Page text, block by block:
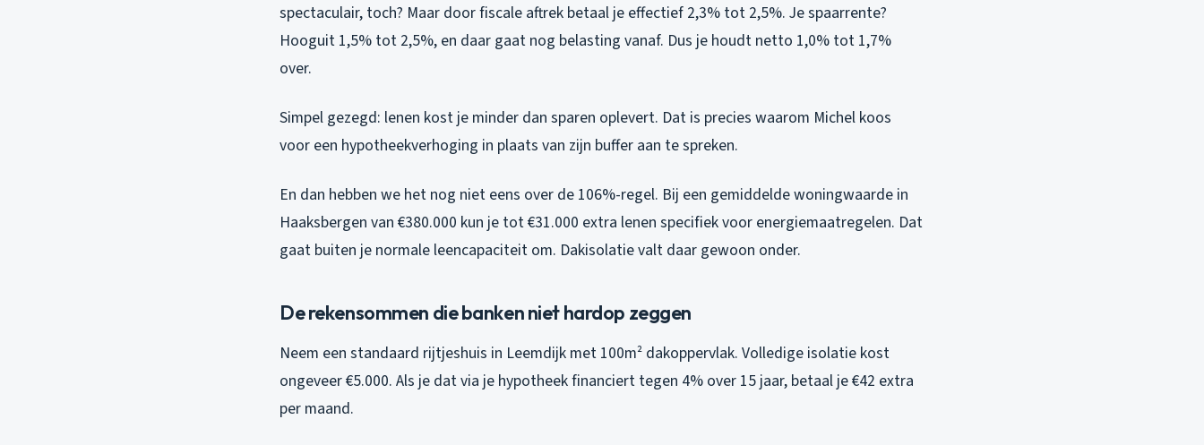
spectaculair, toch? Maar door fiscale aftrek betaal je effectief 2,3% tot 2,5%. Je spaarrente?
Hooguit 1,5% tot 2,5%, en daar gaat nog belasting vanaf. Dus je houdt netto 1,0% tot 1,7%
over.
Simpel gezegd: lenen kost je minder dan sparen oplevert. Dat is precies waarom Michel koos
voor een hypotheekverhoging in plaats van zijn buffer aan te spreken.
En dan hebben we het nog niet eens over de 106%-regel. Bij een gemiddelde woningwaarde in
Haaksbergen van €380.000 kun je tot €31.000 extra lenen specifiek voor energiemaatregelen. Dat
gaat buiten je normale leencapaciteit om. Dakisolatie valt daar gewoon onder.
De rekensommen die banken niet hardop zeggen
Neem een standaard rijtjeshuis in Leemdijk met 100m² dakoppervlak. Volledige isolatie kost
ongeveer €5.000. Als je dat via je hypotheek financiert tegen 4% over 15 jaar, betaal je €42 extra
per maand.